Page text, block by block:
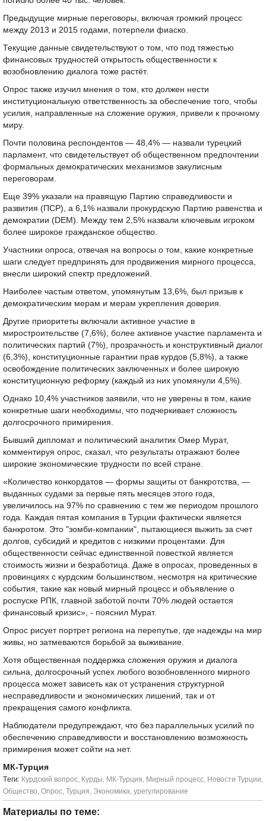
Предыдущие мирные переговоры, включая громкий процесс
между 2013 и 2015 годами, потерпели фиаско.
Текущие данные свидетельствуют о том, что под тяжестью
финансовых трудностей открытость общественности к
возобновлению диалога тоже растёт.
Опрос также изучил мнения о том, кто должен нести
институциональную ответственность за обеспечение того, чтобы
усилия, направленные на сложение оружия, привели к прочному
миру.
Почти половина респондентов — 48,4% — назвали турецкий
парламент, что свидетельствует об общественном предпочтении
формальных демократических механизмов закулисным
переговорам.
Еще 39% указали на правящую Партию справедливости и
развития (ПСР), а 6,1% назвали прокурдскую Партию равенства и
демократии (DEM). Между тем 2,5% назвали ключевым игроком
более широкое гражданское общество.
Участники опроса, отвечая на вопросы о том, какие конкретные
шаги следует предпринять для продвижения мирного процесса,
внесли широкий спектр предложений.
Наиболее частым ответом, упомянутым 13,6%, был призыв к
демократическим мерам и мерам укрепления доверия.
Другие приоритеты включали активное участие в
миростроительстве (7,6%), более активное участие парламента и
политических партий (7%), прозрачность и конструктивный диалог
(6,3%), конституционные гарантии прав курдов (5,8%), а также
освобождение политических заключенных и более широкую
конституционную реформу (каждый из них упомянули 4,5%).
Однако 10,4% участников заявили, что не уверены в том, какие
конкретные шаги необходимы, что подчеркивает сложность
долгосрочного примирения.
Бывший дипломат и политический аналитик Омер Мурат,
комментируя опрос, сказал, что результаты отражают более
широкие экономические трудности по всей стране.
«Количество конкордатов — формы защиты от банкротства, —
выданных судами за первые пять месяцев этого года,
увеличилось на 97% по сравнению с тем же периодом прошлого
года. Каждая пятая компания в Турции фактически является
банкротом. Это "зомби-компании", пытающиеся выжить за счет
долгов, субсидий и кредитов с низкими процентами. Для
общественности сейчас единственной повесткой является
стоимость жизни и безработица. Даже в опросах, проведенных в
провинциях с курдским большинством, несмотря на критические
события, такие как новый мирный процесс и объявление о
роспуске РПК, главной заботой почти 70% людей остается
финансовый кризис», - пояснил Мурат.
Опрос рисует портрет региона на перепутье, где надежды на мир
живы, но затмеваются борьбой за выживание.
Хотя общественная поддержка сложения оружия и диалога
сильна, долгосрочный успех любого возобновленного мирного
процесса может зависеть как от устранения структурной
несправедливости и экономических лишений, так и от
прекращения самого конфликта.
Наблюдатели предупреждают, что без параллельных усилий по
обеспечению справедливости и восстановлению возможность
примирения может сойти на нет.
МК-Турция
Tеги: Курдский вопрос, Курды, МК-Турция, Мирный процесс, Новости Турции,
Общество, Опрос, Турция, Экономика, урегулирование
Материалы по теме: